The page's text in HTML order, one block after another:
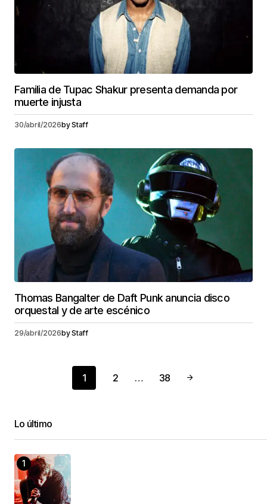
Familia de Tupac Shakur presenta demanda por
muerte injusta
30/abril/2026byStaff
Thomas Bangalter de Daft Punk anuncia disco
orquestal y de arte escénico
29/abril/2026byStaff
1 2 … 38
Lo último